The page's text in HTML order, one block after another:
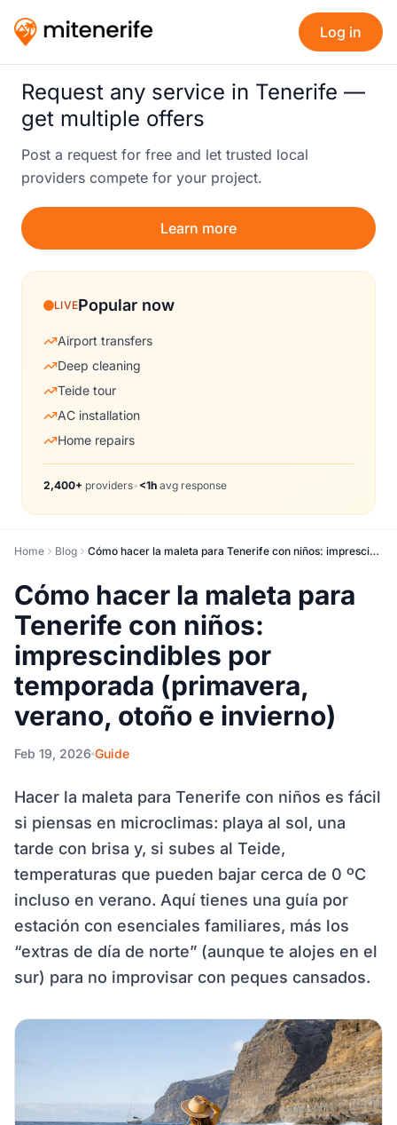
Log in
Request any service in Tenerife —
get multiple offers
Post a request for free and let trusted local
providers compete for your project.
Learn more
LIVEPopular now
Airport transfers
Deep cleaning
Teide tour
AC installation
Home repairs
2,400+ providers• <1h avg response
Home Blog Cómo hacer la maleta para Tenerife con niños: imprescindibles por temporada (primavera, verano, otoño e invierno)
Cómo hacer la maleta para
Tenerife con niños:
imprescindibles por
temporada (primavera,
verano, otoño e invierno)
Feb 19, 2026 Guide
Hacer la maleta para Tenerife con niños es fácil
si piensas en microclimas: playa al sol, una
tarde con brisa y, si subes al Teide,
temperaturas que pueden bajar cerca de 0 ºC
incluso en verano. Aquí tienes una guía por
estación con esenciales familiares, más los
“extras de día de norte” (aunque te alojes en el
sur) para no improvisar con peques cansados.